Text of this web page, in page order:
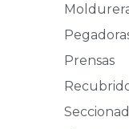
Prensas